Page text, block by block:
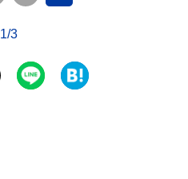
1/3